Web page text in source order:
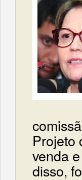
Projeto
venda
disso,